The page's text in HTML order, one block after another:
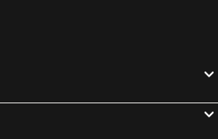
Barcelona, Catalunha Hotéis